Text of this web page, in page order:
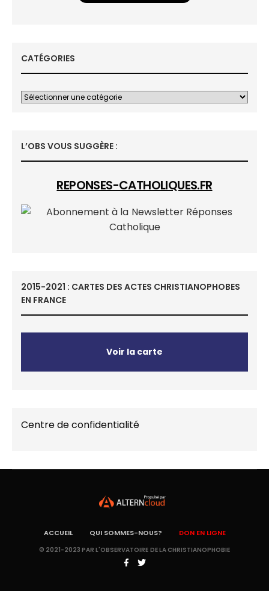
CATÉGORIES
L’OBS VOUS SUGGÈRE :
REPONSES-CATHOLIQUES.FR
2015-2021 : CARTES DES ACTES CHRISTIANOPHOBES
EN FRANCE
Voir la carte
Centre de confidentialité
ACCUEIL QUI SOMMES-NOUS? DON EN LIGNE
© 2021-2023 PAR L'OBSERVATOIRE DE LA CHRISTIANOPHOBIE